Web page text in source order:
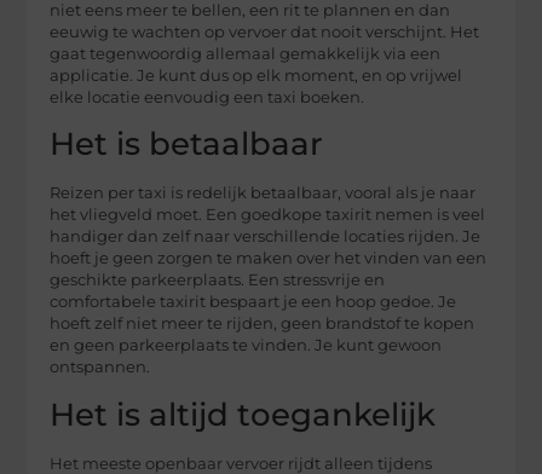
niet eens meer te bellen, een rit te plannen en dan
eeuwig te wachten op vervoer dat nooit verschijnt. Het
gaat tegenwoordig allemaal gemakkelijk via een
applicatie. Je kunt dus op elk moment, en op vrijwel
elke locatie eenvoudig een taxi boeken.
Het is betaalbaar
Reizen per taxi is redelijk betaalbaar, vooral als je naar
het vliegveld moet. Een goedkope taxirit nemen is veel
handiger dan zelf naar verschillende locaties rijden. Je
hoeft je geen zorgen te maken over het vinden van een
geschikte parkeerplaats. Een stressvrije en
comfortabele taxirit bespaart je een hoop gedoe. Je
hoeft zelf niet meer te rijden, geen brandstof te kopen
en geen parkeerplaats te vinden. Je kunt gewoon
ontspannen.
Het is altijd toegankelijk
Het meeste openbaar vervoer rijdt alleen tijdens